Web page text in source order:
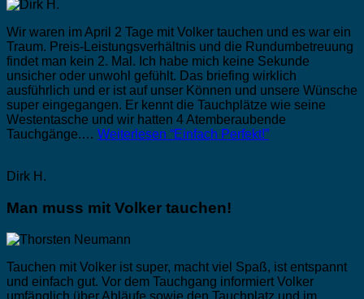
Wir waren im April 2 Tage mit Volker tauchen und es war ein
Traum. Preis-Leistungsverhältnis und die Rundumbetreuung
findet man kein 2. Mal. Ich habe mich keine Sekunde
unsicher oder unwohl gefühlt. Das briefing wirklich
ausführlich und er ist auf unser Können und unsere Wünsche
super eingegangen. Er kennt die Tauchplätze wie seine
Westentasche und wir hatten 4 Atemberaubende
Tauchgänge.… Weiterlesen “Einfach Perfekt!”
Dirk H.
Man muss mit Volker tauchen!
Tauchen mit Volker ist super, macht viel Spaß, ist entspannt
und einfach gut. Vor dem Tauchgang informiert Volker
umfänglich über Abläufe sowie den Tauchplatz und im